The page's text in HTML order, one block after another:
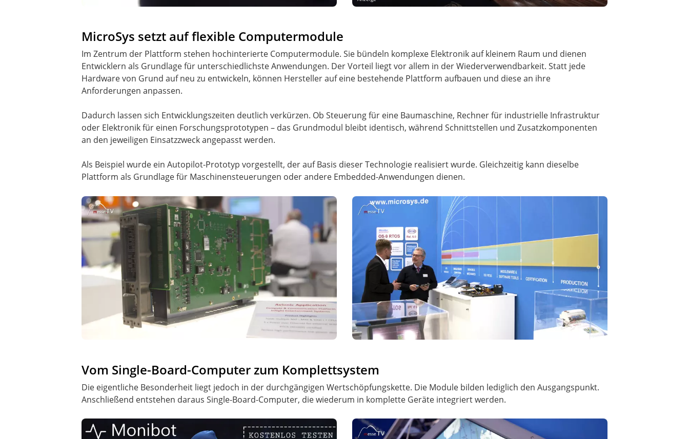
MicroSys setzt auf flexible Computermodule
Im Zentrum der Plattform stehen hochinterierte Computermodule. Sie bündeln komplexe Elektronik auf kleinem Raum und dienen
Entwicklern als Grundlage für unterschiedlichste Anwendungen. Der Vorteil liegt vor allem in der Wiederverwendbarkeit. Statt jede
Hardware von Grund auf neu zu entwickeln, können Hersteller auf eine bestehende Plattform aufbauen und diese an ihre
Anforderungen anpassen.
Dadurch lassen sich Entwicklungszeiten deutlich verkürzen. Ob Steuerung für eine Baumaschine, Rechner für industrielle Infrastruktur
oder Elektronik für einen Forschungsprototypen – das Grundmodul bleibt identisch, während Schnittstellen und Zusatzkomponenten
an den jeweiligen Einsatzzweck angepasst werden.
Als Beispiel wurde ein Autopilot-Prototyp vorgestellt, der auf Basis dieser Technologie realisiert wurde. Gleichzeitig kann dieselbe
Plattform als Grundlage für Maschinensteuerungen oder andere Embedded-Anwendungen dienen.
Vom Single-Board-Computer zum Komplettsystem
Die eigentliche Besonderheit liegt jedoch in der durchgängigen Wertschöpfungskette. Die Module bilden lediglich den Ausgangspunkt.
Anschließend entstehen daraus Single-Board-Computer, die wiederum in komplette Geräte integriert werden.